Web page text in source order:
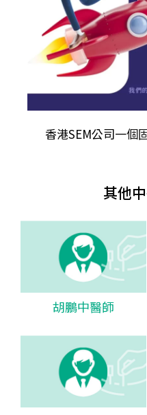
香港SEM公司一個
其他
胡鵬中醫師